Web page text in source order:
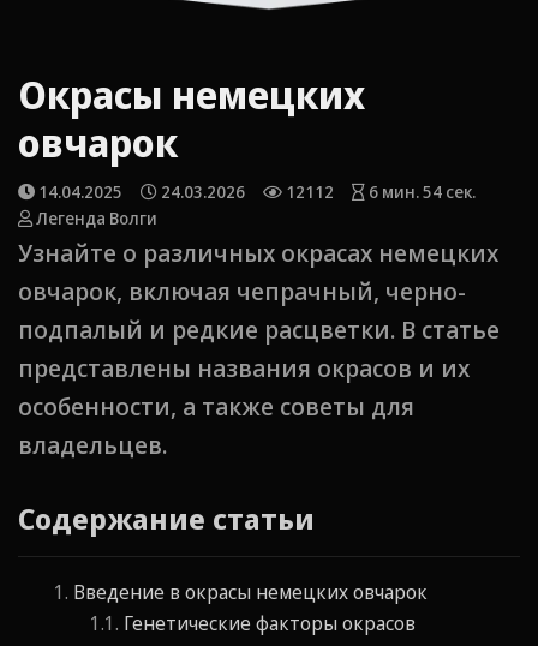
Окрасы немецких
овчарок
14.04.2025 24.03.2026 12112
6 мин. 54 сек.
Легенда Волги
Узнайте о различных окрасах немецких
овчарок, включая чепрачный, черно-
подпалый и редкие расцветки. В статье
представлены названия окрасов и их
особенности, а также советы для
владельцев.
Содержание статьи
Введение в окрасы немецких овчарок
Генетические факторы окрасов